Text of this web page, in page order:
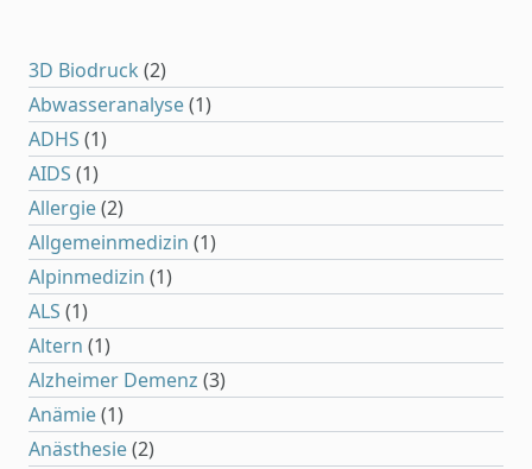
3D Biodruck (2)
Abwasseranalyse(1)
ADHS (1)
AIDS (1)
Allergie(2)
Allgemeinmedizin (1)
Alpinmedizin (1)
ALS (1)
Altern (1)
Alzheimer Demenz (3)
Anämie(1)
Anästhesie(2)